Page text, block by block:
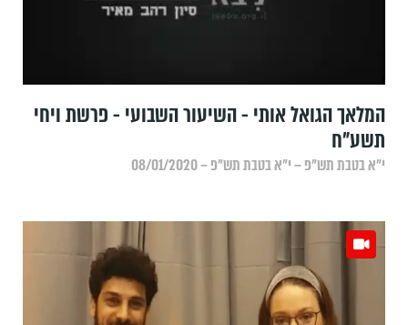
המלאך הגואל אותי - השיעור השבועי - פרשת ויחי
תשע"ח
י״א בטבת תש״פ – י״א בטבת תש״פ – 08/01/2020